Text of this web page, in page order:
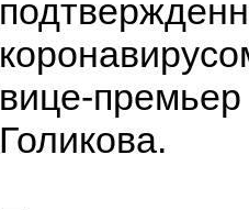
вице-
Голикова.